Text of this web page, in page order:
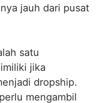
jauh dari pusat
satu
jika
dropship.
mengambil